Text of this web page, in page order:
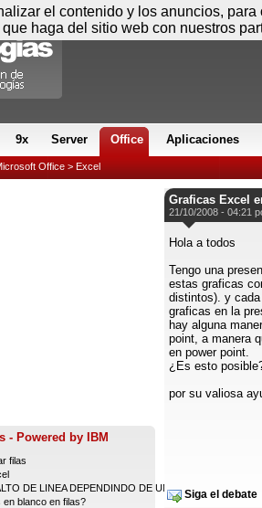
9x Server Office Aplicaciones
Office > Excel
- Powered by IBM
filas
DE LINEA DEPENDINDO DE UNA ...
en blanco en filas?
Graficas Excel
21/10/2008 - 04:21
Hola a todos
Tengo una
estas graficas
distintos). y
graficas en la
hay alguna
point, a manera
en power point.
¿Es esto
por su valiosa
Siga el debate
el contenido y los anuncios,
haga del sitio web con nuestros